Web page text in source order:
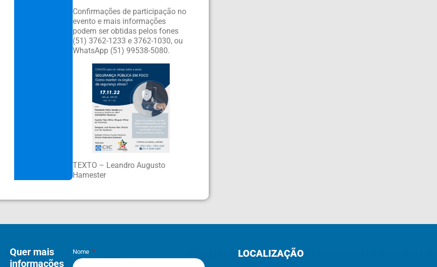
Confirmações de participação no
evento e mais informações
podem ser obtidas pelos fones
(51) 3762-1233 e 3762-1030, ou
WhatsApp (51) 99538-5080.
TEXTO – Leandro Augusto
Hamester
Quer mais
informações
Nome LOCALIZAÇÃO